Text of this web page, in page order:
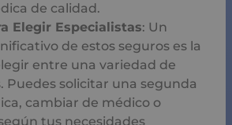
de calidad.
Elegir Especialistas: Un
de estos seguros es la
entre una variedad de
Puedes solicitar una segunda
cambiar de médico o
tus necesidades